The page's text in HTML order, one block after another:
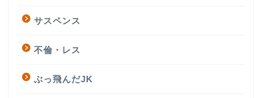
サスペンス
不倫・レス
ぶっ飛んだJK